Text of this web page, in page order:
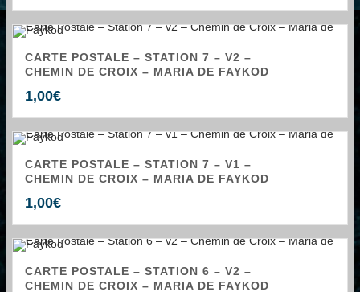
CARTE POSTALE – STATION 7 – V2 –
CHEMIN DE CROIX – MARIA DE FAYKOD
1,00€
CARTE POSTALE – STATION 7 – V1 –
CHEMIN DE CROIX – MARIA DE FAYKOD
1,00€
CARTE POSTALE – STATION 6 – V2 –
CHEMIN DE CROIX – MARIA DE FAYKOD